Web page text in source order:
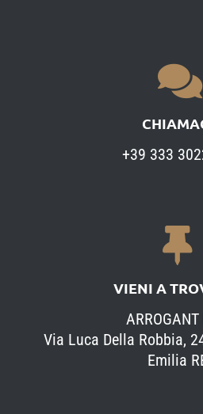
+39 333
VIENI A
ARROGANT
Via Luca Della Robbia,
Emilia